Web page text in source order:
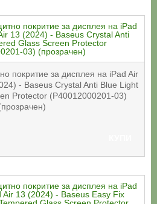
покритие за дисплея на iPad Air
- Baseus Crystal Anti Blue Light
Protector (P40012000201-03)